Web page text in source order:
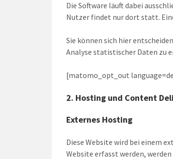
Die Software läuft dabei
Nutzer findet nur dort statt.
Sie können sich hier
Analyse statistischer Daten zu
[matomo_opt_out
2. Hosting und Content
Externes Hosting
Diese Website wird bei einem
Website erfasst werden,